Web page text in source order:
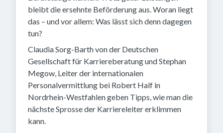
bleibt die ersehnte Beförderung aus. Woran liegt
das – und vor allem: Was lässt sich denn dagegen
tun?
Claudia Sorg-Barth von der Deutschen
Gesellschaft für Karriereberatung und Stephan
Megow, Leiter der internationalen
Personalvermittlung bei Robert Half in
Nordrhein-Westfahlen geben Tipps, wie man die
nächste Sprosse der Karriereleiter erklimmen
kann.